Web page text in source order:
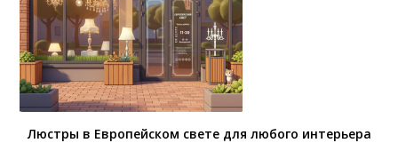
Люстры в Европейском свете для любого интерьера